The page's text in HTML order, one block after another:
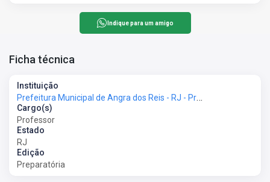
Indique para um amigo
Ficha técnica
Instituição
Prefeitura Municipal de Angra dos Reis - RJ - Prefeitura de Angra dos Reis - RJ
Cargo(s)
Professor
Estado
RJ
Edição
Preparatória